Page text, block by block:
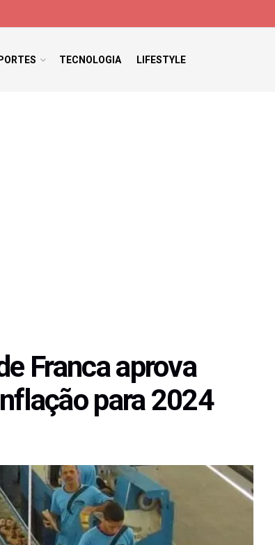
TECNOLOGIA LIFESTYLE
Franca aprova
para 2024